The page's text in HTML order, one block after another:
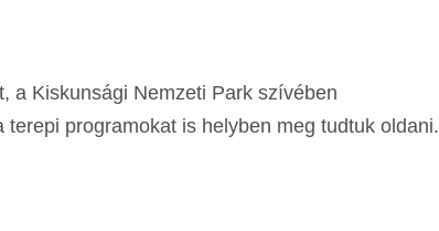
a Kiskunsági Nemzeti Park szívében
terepi programokat is helyben meg tudtuk oldani.